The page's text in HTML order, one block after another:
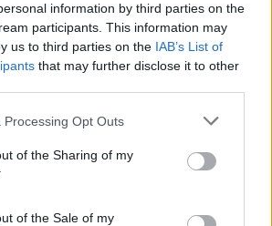
information by third parties on the
participants. This information may
us to third parties on the IAB’s List of
that may further disclose it to other
Processing Opt Outs
of the Sharing of my
of the Sale of my
Καρδίτσας: Κάλεσμα
πικετοφορία
Καρδίτσας(ΕΕΔΥΕ) θέλοντας να
μαζικά και μαχητικά η διεθνιστική